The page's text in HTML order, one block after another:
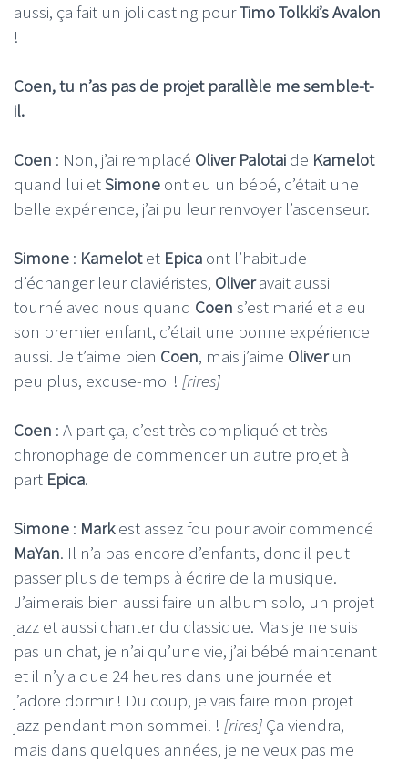
aussi, ça fait un joli casting pourTimo Tolkki’s Avalon
!
Coen, tu n’as pas de projet parallèle me semble-t-
il.
Coen : Non, j’ai remplacé Oliver Palotai de Kamelot
quand lui etSimone ont eu un bébé, c’était une
belle expérience, j’ai pu leur renvoyer l’ascenseur.
Simone : Kamelotet Epica ont l’habitude
d’échanger leur claviéristes, Oliveravait aussi
tourné avec nous quand Coen s’est marié et a eu
son premier enfant, c’était une bonne expérience
aussi. Je t’aime bien Coen, mais j’aime Oliverun
peu plus, excuse-moi ! [rires]
Coen : A part ça, c’est très compliqué et très
chronophage de commencer un autre projet à
part Epica.
Simone : Markest assez fou pour avoir commencé
MaYan. Il n’a pas encore d’enfants, donc il peut
passer plus de temps à écrire de la musique.
J’aimerais bien aussi faire un album solo, un projet
jazz et aussi chanter du classique. Mais je ne suis
pas un chat, je n’ai qu’une vie, j’ai bébé maintenant
et il n’y a que 24 heures dans une journée et
j’adore dormir ! Du coup, je vais faire mon projet
jazz pendant mon sommeil ! [rires] Ça viendra,
mais dans quelques années, je ne veux pas me